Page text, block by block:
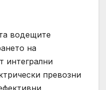
водещите
на
интегрални
превозни